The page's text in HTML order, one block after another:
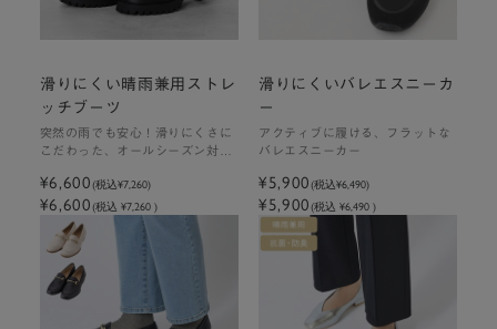
滑りにくい晴雨兼用ストレ
ッチブーツ
突然の雨でも安心！滑りにくさに
こだわった、オールシーズン対応
¥6,600(税込¥7,260)
¥6,600(税込 ¥7,260 )
滑りにくいバレエスニーカ
ー
アクティブに履ける、フラットな
バレエスニーカー
¥5,900(税込¥6,490)
¥5,900(税込 ¥6,490 )